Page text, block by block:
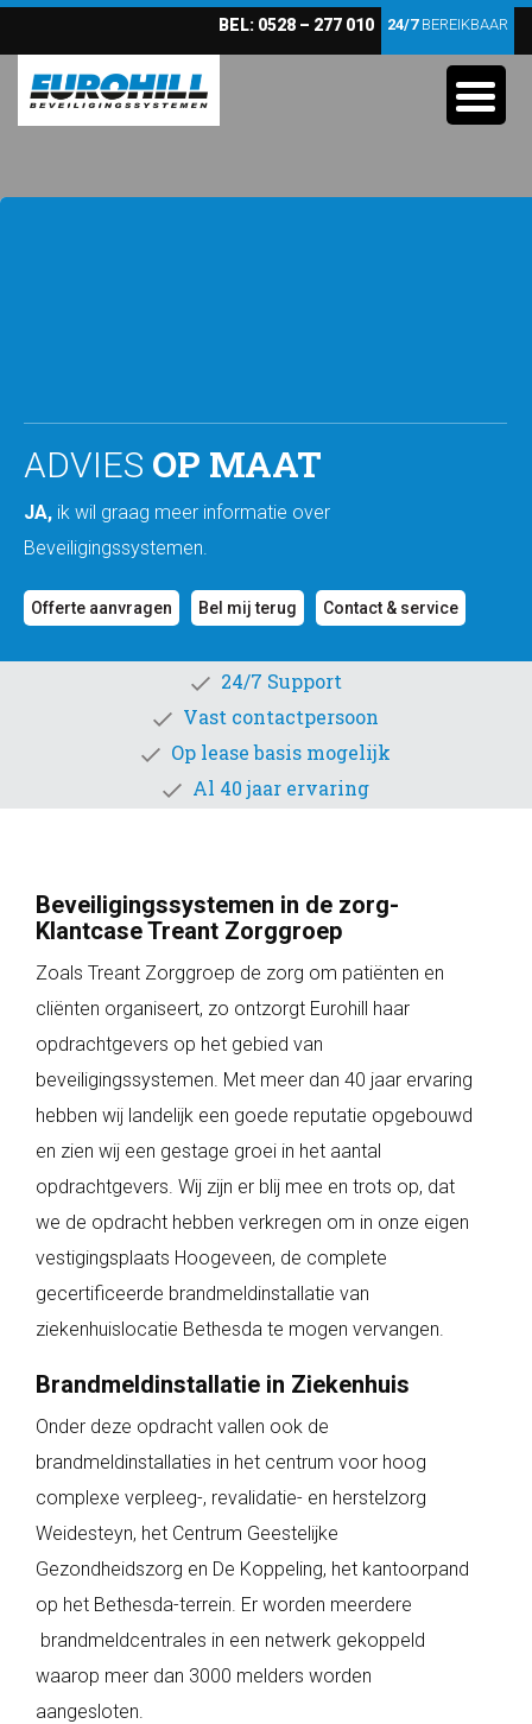
BEL: 0528 – 277 010 24/7BEREIKBAAR
ADVIES OP MAAT
JA, ik wil graag meer informatie over
Beveiligingssystemen.
Offerte aanvragen Bel mij terug Contact & service
24/7 Support
Vast contactpersoon
Op lease basis mogelijk
Al 40 jaar ervaring
Beveiligingssystemen in de zorg-
Klantcase Treant Zorggroep
Zoals Treant Zorggroep de zorg om patiënten en
cliënten organiseert, zo ontzorgt Eurohill haar
opdrachtgevers op het gebied van
beveiligingssystemen. Met meer dan 40 jaar ervaring
hebben wij landelijk een goede reputatie opgebouwd
en zien wij een gestage groei in het aantal
opdrachtgevers. Wij zijn er blij mee en trots op, dat
we de opdracht hebben verkregen om in onze eigen
vestigingsplaats Hoogeveen, de complete
gecertificeerde brandmeldinstallatie van
ziekenhuislocatie Bethesda te mogen vervangen.
Brandmeldinstallatie in Ziekenhuis
Onder deze opdracht vallen ook de
brandmeldinstallaties in het centrum voor hoog
complexe verpleeg-, revalidatie- en herstelzorg
Weidesteyn, het Centrum Geestelijke
Gezondheidszorg en De Koppeling, het kantoorpand
op het Bethesda-terrein. Er worden meerdere
brandmeldcentrales in een netwerk gekoppeld
waarop meer dan 3000 melders worden
aangesloten.